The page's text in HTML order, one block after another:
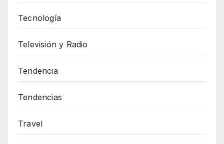
Tecnología
Televisión y Radio
Tendencia
Tendencias
Travel